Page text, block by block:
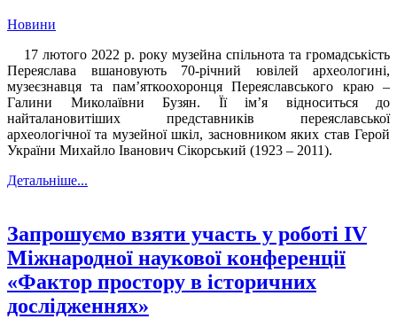
Новини
17 лютого 2022 р. року музейна спільнота та громадськість
Переяслава вшановують 70-річний ювілей археологині,
музеєзнавця та пам’яткоохоронця Переяславського краю –
Галини Миколаївни Бузян. Її ім’я відноситься до
найталановитіших представників переяславської
археологічної та музейної шкіл, засновником яких став Герой
України Михайло Іванович Сікорський (1923 – 2011).
Детальніше...
Запрошуємо взяти участь у роботі ІV
Міжнародної наукової конференції
«Фактор простору в історичних
дослідженнях»